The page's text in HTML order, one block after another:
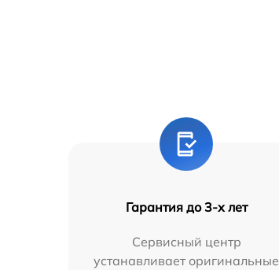
Гарантия до 3-х лет
Сервисный центр
устанавливает оригинальные